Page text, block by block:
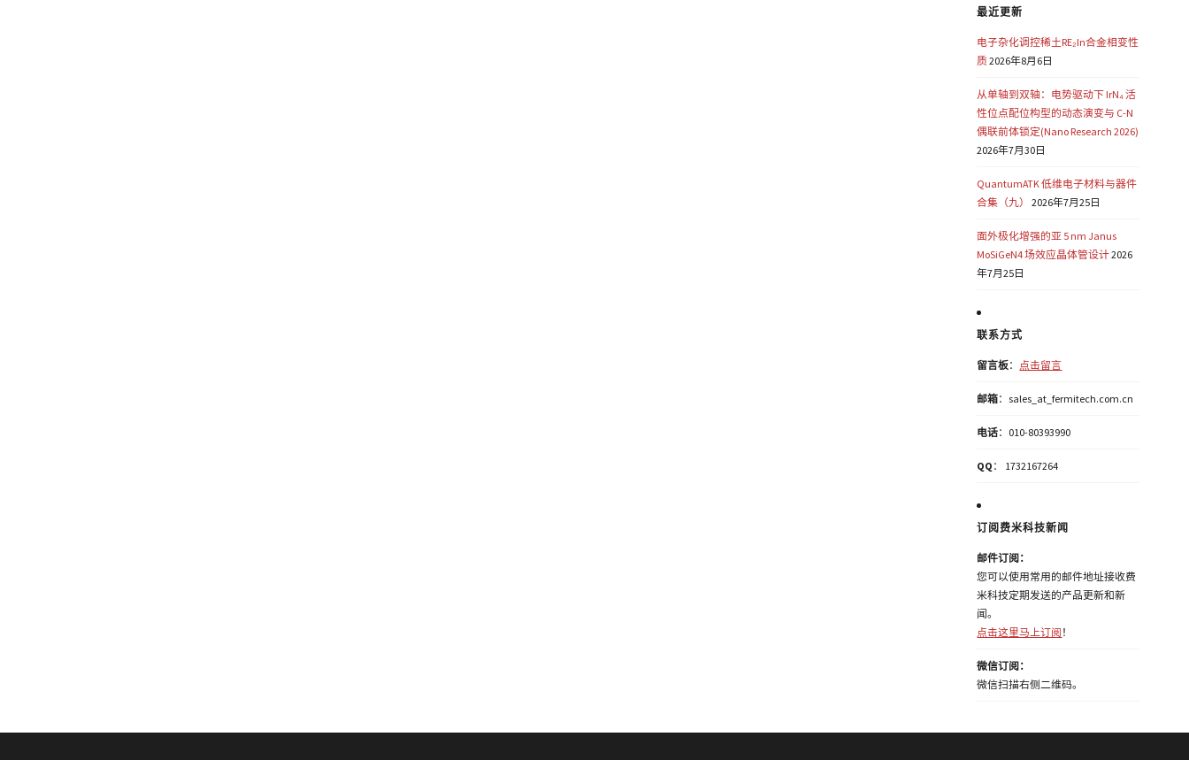
最近更新
电子杂化调控稀土RE₂In合金相变性
质2026年8月6日
从单轴到双轴：电势驱动下 IrN₄ 活
性位点配位构型的动态演变与 C-N
偶联前体锁定(Nano Research 2026)
2026年7月30日
QuantumATK 低维电子材料与器件
合集（九）
2026年7月25日
面外极化增强的亚 5 nm Janus
MoSiGeN4 场效应晶体管设计2026
年7月25日
联系方式
留言板： 点击留言
邮箱：sales_at_fermitech.com.cn
电话：010-80393990
QQ ： 1732167264
订阅费米科技新闻
邮件订阅：
您可以使用常用的邮件地址接收费
米科技定期发送的产品更新和新
闻。
点击这里马上订阅 ！
微信订阅：
微信扫描右侧二维码。